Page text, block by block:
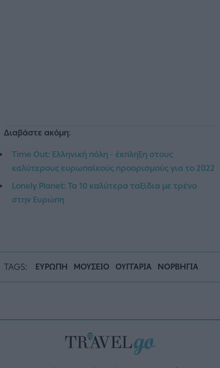
Διαβάστε ακόμη:
Time Out: Ελληνική πόλη - έκπληξη στους
καλύτερους ευρωπαϊκούς προορισμούς για το 2022
Lonely Planet: Τα 10 καλύτερα ταξίδια με τρένο
στην Ευρώπη
TAGS: ΕΥΡΩΠΗ ΜΟΥΣΕΙΟ ΟΥΓΓΑΡΙΑ ΝΟΡΒΗΓΙΑ